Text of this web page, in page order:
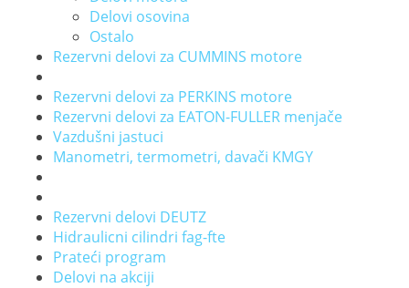
Delovi osovina
Ostalo
Rezervni delovi za CUMMINS motore
Rezervni delovi za PERKINS motore
Rezervni delovi za EATON-FULLER menjače
Vazdušni jastuci
Manometri, termometri, davači KMGY
Rezervni delovi DEUTZ
Hidraulicni cilindri fag-fte
Prateći program
Delovi na akciji